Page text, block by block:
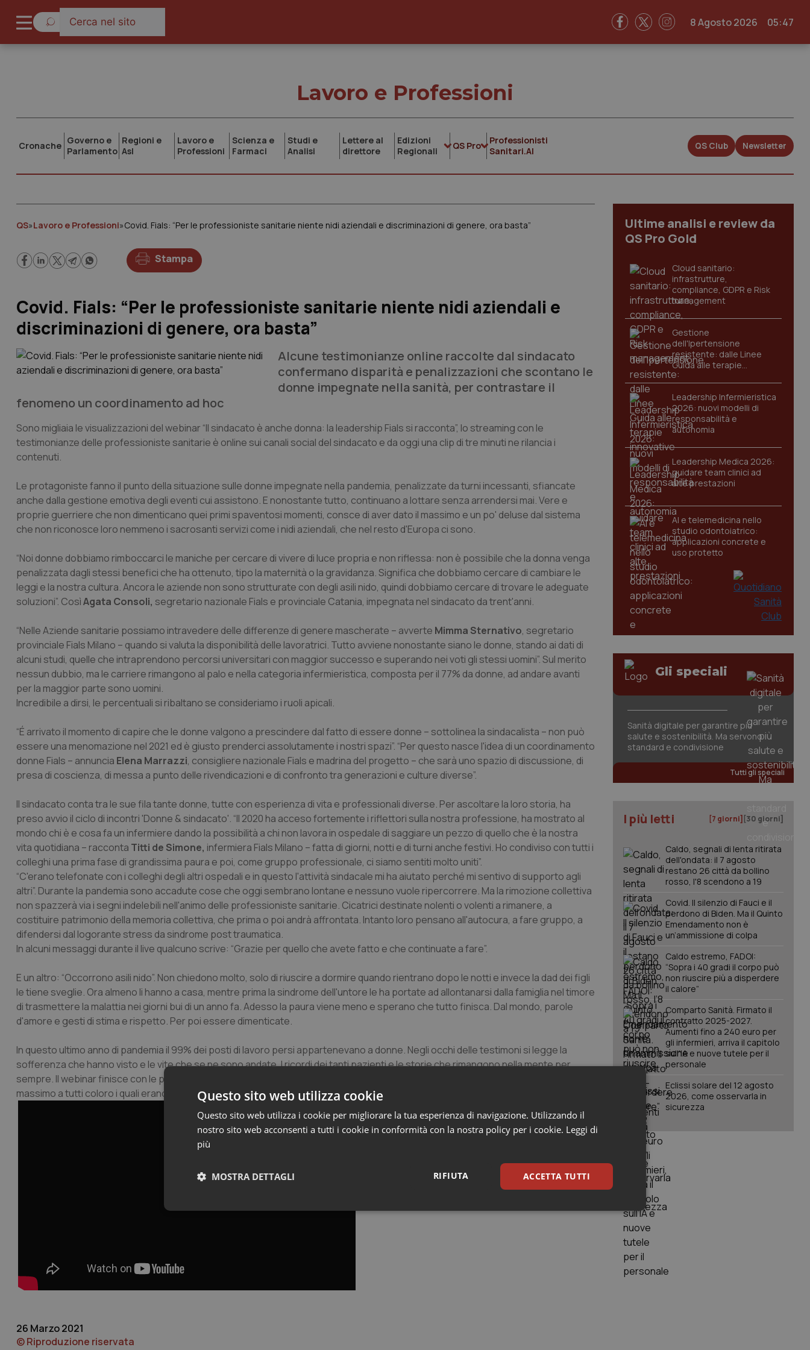
8 Agosto 2026 05:47
Lavoro e Professioni
Cronache Governo e
Parlamento
Regioni e
Asl
Lavoro e
Professioni
Scienza e
Farmaci
Studi e
Analisi
Lettere al
direttore
Edizioni
Regionali
QS Pro
Professionisti
Sanitari.AI
QS Club Newsletter
QS»Lavoro e Professioni»Covid. Fials: “Per le professioniste sanitarie niente nidi aziendali e discriminazioni di genere, ora basta”
Stampa
Covid. Fials: “Per le professioniste sanitarie niente nidi aziendali e
discriminazioni di genere, ora basta”
Alcune testimonianze online raccolte dal sindacato
confermano disparità e penalizzazioni che scontano le
donne impegnate nella sanità, per contrastare il
fenomeno un coordinamento ad hoc
Sono migliaia le visualizzazioni del webinar “Il sindacato è anche donna: la leadership Fials si racconta”, lo streaming con le
testimonianze delle professioniste sanitarie è online sui canali social del sindacato e da oggi una clip di tre minuti ne rilancia i
contenuti.
Le protagoniste fanno il punto della situazione sulle donne impegnate nella pandemia, penalizzate da turni incessanti, sfiancate
anche dalla gestione emotiva degli eventi cui assistono. E nonostante tutto, continuano a lottare senza arrendersi mai. Vere e
proprie guerriere che non dimenticano quei primi spaventosi momenti, consce di aver dato il massimo e un po' deluse dal sistema
che non riconosce loro nemmeno i sacrosanti servizi come i nidi aziendali, che nel resto d'Europa ci sono.
“Noi donne dobbiamo rimboccarci le maniche per cercare di vivere di luce propria e non riflessa: non è possibile che la donna venga
penalizzata dagli stessi benefici che ha ottenuto, tipo la maternità o la gravidanza. Significa che dobbiamo cercare di cambiare le
leggi e la nostra cultura. Ancora le aziende non sono strutturate con degli asili nido, quindi dobbiamo cercare di trovare le adeguate
soluzioni”. CosìAgata Consoli, segretario nazionale Fials e provinciale Catania, impegnata nel sindacato da trent'anni.
“Nelle Aziende sanitarie possiamo intravedere delle differenze di genere mascherate – avverte Mimma Sternativo, segretario
provinciale Fials Milano – quando si valuta la disponibilità delle lavoratrici. Tutto avviene nonostante siano le donne, stando ai dati di
alcuni studi, quelle che intraprendono percorsi universitari con maggior successo e superando nei voti gli stessi uomini”. Sul merito
nessun dubbio, ma le carriere rimangono al palo e nella categoria infermieristica, composta per il 77% da donne, ad andare avanti
per la maggior parte sono uomini.
Incredibile a dirsi, le percentuali si ribaltano se consideriamo i ruoli apicali.
“É arrivato il momento di capire che le donne valgono a prescindere dal fatto di essere donne – sottolinea la sindacalista – non può
essere una menomazione nel 2021 ed è giusto prenderci assolutamente i nostri spazi”. “Per questo nasce l'idea di un coordinamento
donne Fials – annuncia Elena Marrazzi, consigliere nazionale Fials e madrina del progetto – che sarà uno spazio di discussione, di
presa di coscienza, di messa a punto delle rivendicazioni e di confronto tra generazioni e culture diverse”.
Il sindacato conta tra le sue fila tante donne, tutte con esperienza di vita e professionali diverse. Per ascoltare la loro storia, ha
preso avvio il ciclo di incontri 'Donne & sindacato'. “Il 2020 ha acceso fortemente i riflettori sulla nostra professione, ha mostrato al
mondo chi è e cosa fa un infermiere dando la possibilità a chi non lavora in ospedale di saggiare un pezzo di quello che è la nostra
vita quotidiana – racconta Titti de Simone, infermiera Fials Milano – fatta di giorni, notti e di turni anche festivi. Ho condiviso con tutti i
colleghi una prima fase di grandissima paura e poi, come gruppo professionale, ci siamo sentiti molto uniti”.
“C'erano telefonate con i colleghi degli altri ospedali e in questo l'attività sindacale mi ha aiutato perché mi sentivo di supporto agli
altri”. Durante la pandemia sono accadute cose che oggi sembrano lontane e nessuno vuole ripercorrere. Ma la rimozione collettiva
non spazzerà via i segni indelebili nell'animo delle professioniste sanitarie. Cicatrici destinate nolenti o volenti a rimanere, a
costituire patrimonio della memoria collettiva, che prima o poi andrà affrontata. Intanto loro pensano all'autocura, a fare gruppo, a
difendersi dal logorante stress da sindrome post traumatica.
In alcuni messaggi durante il live qualcuno scrive: “Grazie per quello che avete fatto e che continuate a fare”.
E un altro: “Occorrono asili nido”. Non chiedono molto, solo di riuscire a dormire quando rientrano dopo le notti e invece la dad dei figli
le tiene sveglie. Ora almeno li hanno a casa, mentre prima la sindrome dell'untore le ha portate ad allontanarsi dalla famiglia nel timore
di trasmettere la malattia nei giorni bui di un anno fa. Adesso la paura viene meno e sperano che tutto finisca. Dal mondo, parole
d'amore e gesti di stima e rispetto. Per poi essere dimenticate.
In questo ultimo anno di pandemia il 99% dei posti di lavoro persi appartenevano a donne. Negli occhi delle testimoni si legge la
sofferenza che hanno visto e le vite che se ne sono andate. I ricordi dei tanti pazienti e le storie che rimangono nella mente per
sempre. Il webinar finisce con le parole di Agata, che chiosa: “Quello che è stato detto è verità, io ho lavorato H24 cercando di dare il
massimo a tutti coloro i quali erano totalmente abbandonati. C'è ancora tanta strada da fare”.
26 Marzo 2021
© Riproduzione riservata
Ultime analisi e review da
QS Pro Gold
Cloud sanitario:
infrastrutture,
compliance, GDPR e Risk
management
Gestione
dell'Ipertensione
resistente: dalle Linee
Guida alle terapie
innovative
Leadership Infermieristica
2026: nuovi modelli di
responsabilità e
autonomia
Leadership Medica 2026:
guidare team clinici ad
alte prestazioni
AI e telemedicina nello
studio odontoiatrico:
applicazioni concrete e
uso protetto
Gli speciali
Sanità digitale per garantire più
salute e sostenibilità. Ma servono
standard e condivisione
Tutti gli speciali
I più letti [7 giorni] [30 giorni]
Caldo, segnali di lenta ritirata
dell'ondata: il 7 agosto
restano 26 città da bollino
rosso, l'8 scendono a 19
Covid. Il silenzio di Fauci e il
perdono di Biden. Ma il Quinto
Emendamento non è
un’ammissione di colpa
Caldo estremo, FADOI:
“Sopra i 40 gradi il corpo può
non riuscire più a disperdere
il calore”
Comparto Sanità. Firmato il
contratto 2025-2027.
Aumenti fino a 240 euro per
gli infermieri, arriva il capitolo
sull'IA e nuove tutele per il
personale
Eclissi solare del 12 agosto
2026, come osservarla in
sicurezza
Questo sito web utilizza cookie
Questo sito web utilizza i cookie per migliorare la tua esperienza di navigazione. Utilizzando il
nostro sito web acconsenti a tutti i cookie in conformità con la nostra policy per i cookie. Leggi di
più
ACCETTA TUTTI
RIFIUTA
MOSTRA DETTAGLI
Necessari Statistici Marketing